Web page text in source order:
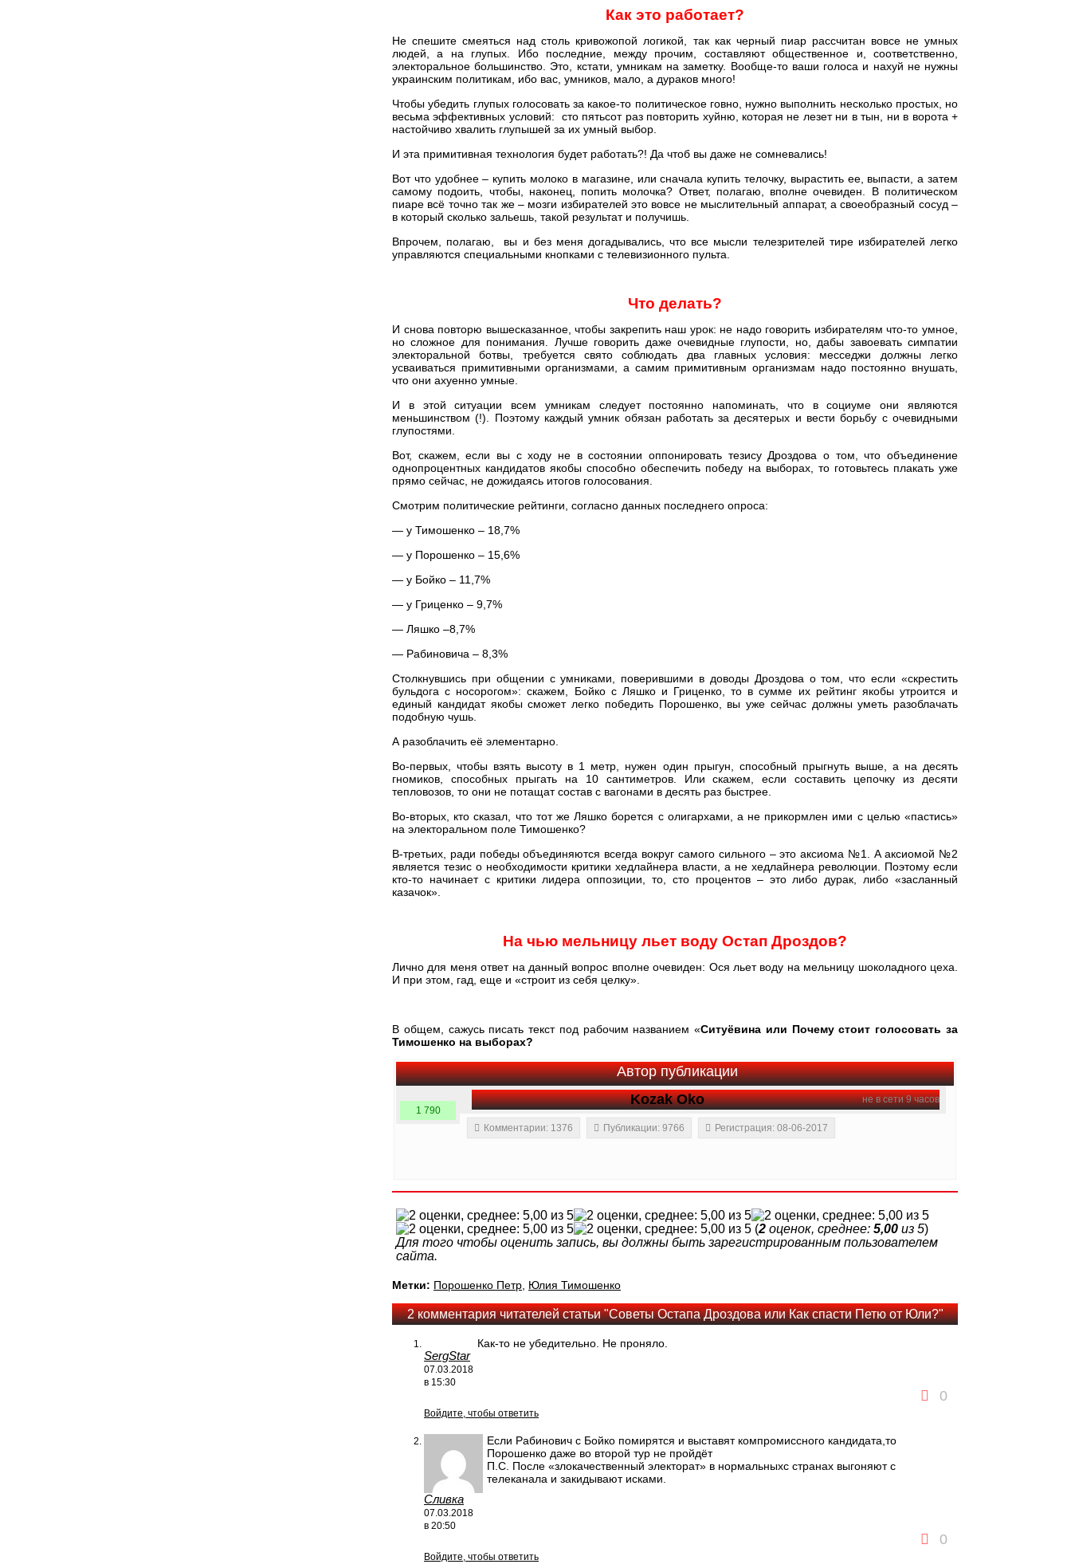
Как это работает?
Не спешите смеяться над столь кривожопой логикой, так как черный пиар рассчитан вовсе не умных
людей, а на глупых. Ибо последние, между прочим, составляют общественное и, соответственно,
электоральное большинство. Это, кстати, умникам на заметку. Вообще-то ваши голоса и нахуй не нужны
украинским политикам, ибо вас, умников, мало, а дураков много!
Чтобы убедить глупых голосовать за какое-то политическое говно, нужно выполнить несколько простых, но
весьма эффективных условий: сто пятьсот раз повторить хуйню, которая не лезет ни в тын, ни в ворота +
настойчиво хвалить глупышей за их умный выбор.
И эта примитивная технология будет работать?! Да чтоб вы даже не сомневались!
Вот что удобнее – купить молоко в магазине, или сначала купить телочку, вырастить ее, выпасти, а затем
самому подоить, чтобы, наконец, попить молочка? Ответ, полагаю, вполне очевиден. В политическом
пиаре всё точно так же – мозги избирателей это вовсе не мыслительный аппарат, а своеобразный сосуд –
в который сколько зальешь, такой результат и получишь.
Впрочем, полагаю, вы и без меня догадывались, что все мысли телезрителей тире избирателей легко
управляются специальными кнопками с телевизионного пульта.
Что делать?
И снова повторю вышесказанное, чтобы закрепить наш урок: не надо говорить избирателям что-то умное,
но сложное для понимания. Лучше говорить даже очевидные глупости, но, дабы завоевать симпатии
электоральной ботвы, требуется свято соблюдать два главных условия: месседжи должны легко
усваиваться примитивными организмами, а самим примитивным организмам надо постоянно внушать,
что они ахуенно умные.
И в этой ситуации всем умникам следует постоянно напоминать, что в социуме они являются
меньшинством (!). Поэтому каждый умник обязан работать за десятерых и вести борьбу с очевидными
глупостями.
Вот, скажем, если вы с ходу не в состоянии оппонировать тезису Дроздова о том, что объединение
однопроцентных кандидатов якобы способно обеспечить победу на выборах, то готовьтесь плакать уже
прямо сейчас, не дожидаясь итогов голосования.
Смотрим политические рейтинги, согласно данных последнего опроса:
— у Тимошенко – 18,7%
— у Порошенко – 15,6%
— у Бойко – 11,7%
— у Гриценко – 9,7%
— Ляшко –8,7%
— Рабиновича – 8,3%
Столкнувшись при общении с умниками, поверившими в доводы Дроздова о том, что если «скрестить
бульдога с носорогом»: скажем, Бойко с Ляшко и Гриценко, то в сумме их рейтинг якобы утроится и
единый кандидат якобы сможет легко победить Порошенко, вы уже сейчас должны уметь разоблачать
подобную чушь.
А разоблачить её элементарно.
Во-первых, чтобы взять высоту в 1 метр, нужен один прыгун, способный прыгнуть выше, а на десять
гномиков, способных прыгать на 10 сантиметров. Или скажем, если составить цепочку из десяти
тепловозов, то они не потащат состав с вагонами в десять раз быстрее.
Во-вторых, кто сказал, что тот же Ляшко борется с олигархами, а не прикормлен ими с целью «пастись»
на электоральном поле Тимошенко?
В-третьих, ради победы объединяются всегда вокруг самого сильного – это аксиома №1. А аксиомой №2
является тезис о необходимости критики хедлайнера власти, а не хедлайнера революции. Поэтому если
кто-то начинает с критики лидера оппозиции, то, сто процентов – это либо дурак, либо «засланный
казачок».
На чью мельницу льет воду Остап Дроздов?
Лично для меня ответ на данный вопрос вполне очевиден: Ося льет воду на мельницу шоколадного цеха.
И при этом, гад, еще и «строит из себя целку».
В общем, сажусь писать текст под рабочим названием «Ситуёвина или Почему стоит голосовать за
Тимошенко на выборах?
Автор публикации
не в сети 9 часов
Kozak Oko
1 790
Комментарии: 1376
Публикации: 9766 Регистрация: 08-06-2017
(2 оценок, среднее: 5,00 из 5)
Для того чтобы оценить запись, вы должны быть зарегистрированным пользователем
сайта.
Метки: Порошенко Петр Юлия Тимошенко
2 комментария читателей статьи "Советы Остапа Дроздова или Как спасти Петю от Юли?"
SergStar
07.03.2018
в 15:30
Как-то не убедительно. Не проняло.
0
Войдите, чтобы ответить
Сливка
07.03.2018
в 20:50
Если Рабинович с Бойко помирятся и выставят компромиссного кандидата,то
Порошенко даже во второй тур не пройдёт
П.С. После «злокачественный электорат» в нормальныхс странах выгоняют с
телеканала и закидывают исками.
0
Войдите, чтобы ответить